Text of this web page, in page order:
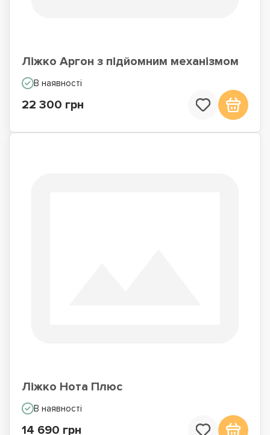
Ліжко Аргон з підйомним механізмом
В наявності
22 300 грн
Ліжко Нота Плюс
В наявності
14 690 грн